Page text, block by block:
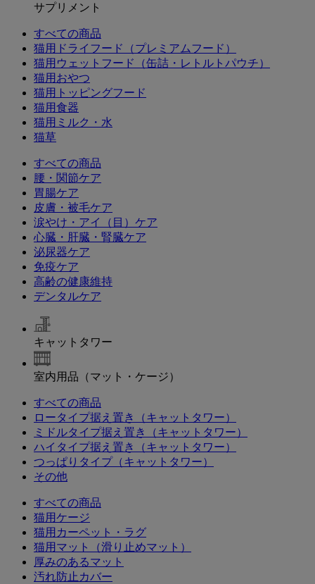
サプリメント
すべての商品
猫用ドライフード（プレミアムフード）
猫用ウェットフード（缶詰・レトルトパウチ）
猫用おやつ
猫用トッピングフード
猫用食器
猫用ミルク・水
猫草
すべての商品
腰・関節ケア
胃腸ケア
皮膚・被毛ケア
涙やけ・アイ（目）ケア
心臓・肝臓・腎臓ケア
泌尿器ケア
免疫ケア
高齢の健康維持
デンタルケア
キャットタワー
室内用品（マット・ケージ）
すべての商品
ロータイプ据え置き（キャットタワー）
ミドルタイプ据え置き（キャットタワー）
ハイタイプ据え置き（キャットタワー）
つっぱりタイプ（キャットタワー）
その他
すべての商品
猫用ケージ
猫用カーペット・ラグ
猫用マット（滑り止めマット）
厚みのあるマット
汚れ防止カバー